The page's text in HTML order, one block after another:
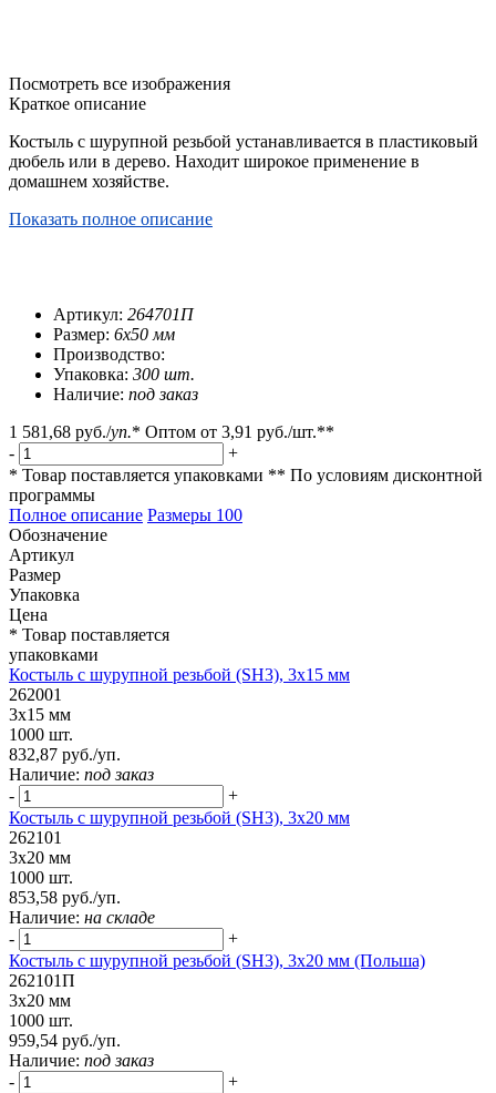
Посмотреть все изображения
Краткое описание
Костыль с шурупной резьбой устанавливается в пластиковый
дюбель или в дерево. Находит широкое применение в
домашнем хозяйстве.
Показать полное описание
Артикул: 264701П
Размер: 6х50 мм
Производство:
Упаковка: 300 шт.
Наличие: под заказ
1 581,68 руб./уп.* Оптом от 3,91 руб./шт.**
-
+
* Товар поставляется упаковками ** По условиям дисконтной
программы
Полное описание Размеры 100
Обозначение
Артикул
Размер
Упаковка
Цена
* Товар поставляется
упаковками
Костыль с шурупной резьбой (SH3), 3х15 мм
262001
3х15 мм
1000 шт.
832,87 руб./уп.
Наличие: под заказ
-
+
Костыль с шурупной резьбой (SH3), 3х20 мм
262101
3х20 мм
1000 шт.
853,58 руб./уп.
Наличие: на складе
-
+
Костыль с шурупной резьбой (SH3), 3х20 мм (Польша)
262101П
3х20 мм
1000 шт.
959,54 руб./уп.
Наличие: под заказ
-
+